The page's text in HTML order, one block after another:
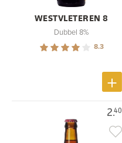
WESTVLETEREN 8
Dubbel 8%
8.3
2.40